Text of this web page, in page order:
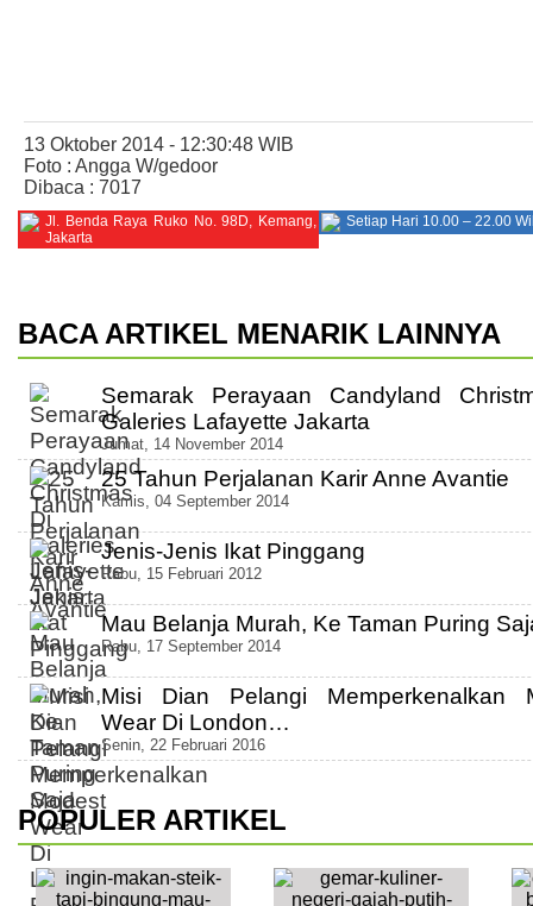
13 Oktober 2014 - 12:30:48 WIB
Foto : Angga W/gedoor
Dibaca : 7017
Jl. Benda Raya Ruko No. 98D, Kemang,
Jakarta
Setiap Hari 10.00 – 22.00
BACA ARTIKEL MENARIK LAINNYA
Semarak Perayaan Candyland
Galeries Lafayette Jakarta
Jumat, 14 November 2014
25 Tahun Perjalanan Karir Anne Avantie
Kamis, 04 September 2014
Jenis-Jenis Ikat Pinggang
Rabu, 15 Februari 2012
Mau Belanja Murah, Ke Taman Puring
Rabu, 17 September 2014
Misi Dian Pelangi Memperkenalkan
Wear Di London…
Senin, 22 Februari 2016
POPULER ARTIKEL